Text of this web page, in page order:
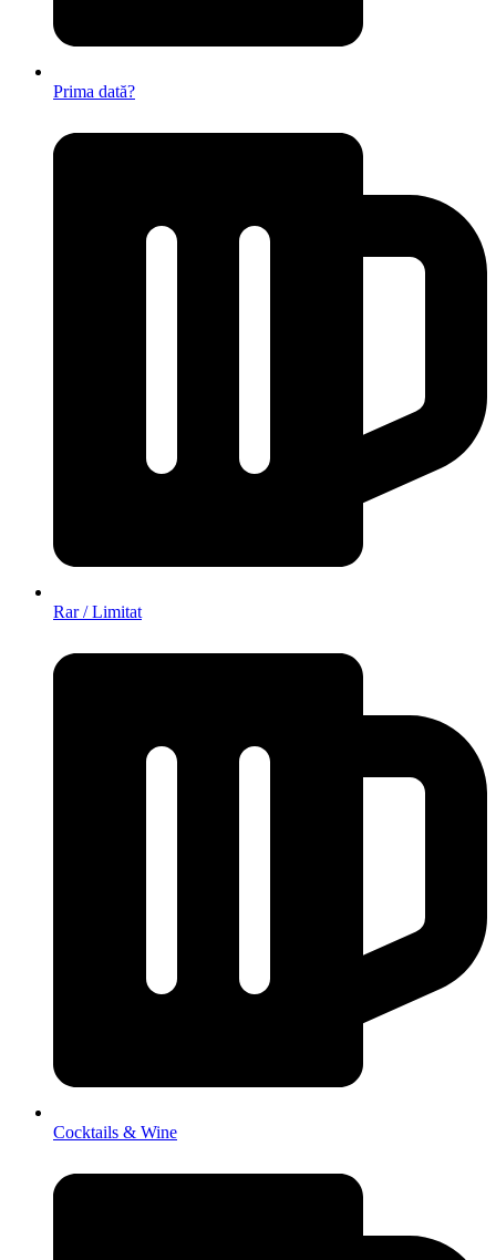
Prima dată?
Rar / Limitat
Cocktails & Wine